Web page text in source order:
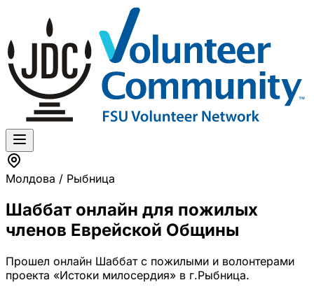
Молдова / Рыбница
Шаббат онлайн для пожилых
членов Еврейской Общины
Прошел онлайн Шаббат с пожилыми и волонтерами
проекта «Истоки милосердия» в г.Рыбница.